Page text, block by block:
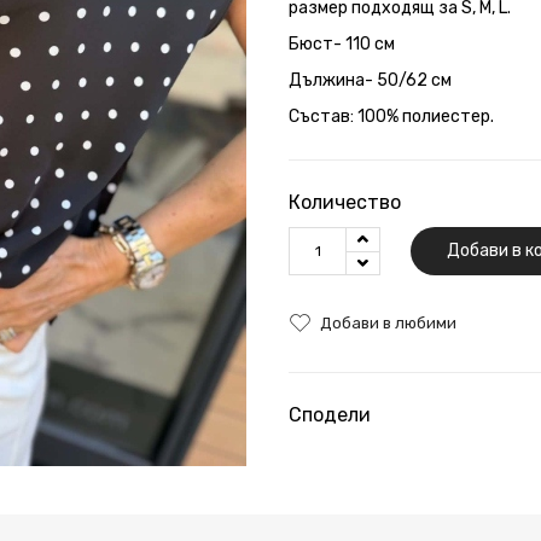
размер подходящ за S, M, L.
Бюст- 110 см
Дължина- 50/62 см
Състав: 100% полиестер.
Количество
Добави в
Добави в любими
Сподели